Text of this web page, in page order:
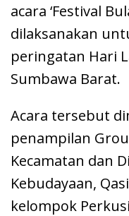
acara ‘Festival
dilaksanakan
peringatan Hari
Sumbawa Barat.
Acara tersebut
penampilan
Kecamatan dan
Kebudayaan,
kelompok